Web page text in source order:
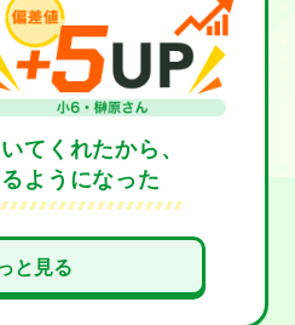
支えてくれる環境があ
てくれたから、
ようになった
ビに入塾しました。算
の問題が苦手でした
たやり方で教えてくれ
と見る